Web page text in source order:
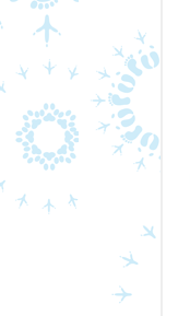
Skip
main
content